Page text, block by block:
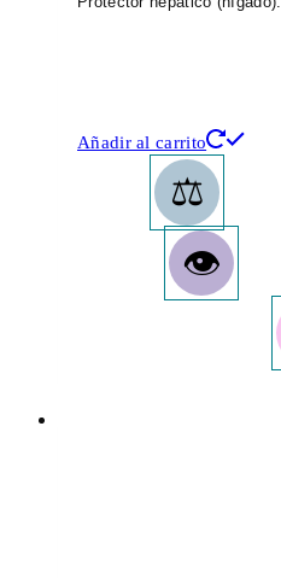
Añadir al carrito